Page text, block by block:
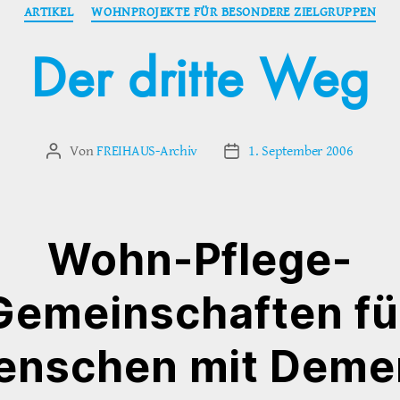
Kategorien
ARTIKEL WOHNPROJEKTE FÜR BESONDERE ZIELGRUPPEN
Der dritte Weg
Beitragsautor
VonFREIHAUS-Archiv Veröffentlichungsdatum
1. September 2006
Wohn-Pflege-
mit